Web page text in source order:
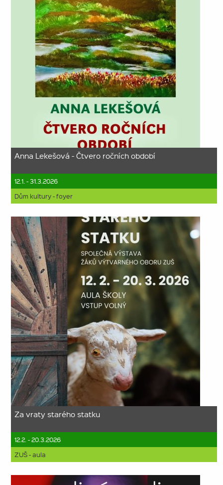
Anna Lekešová - Čtvero ročních období
12.1. - 31.3.2026
Dům kultury - foyer
Za vraty starého statku
12.2. - 20.3.2026
ZUŠ - aula